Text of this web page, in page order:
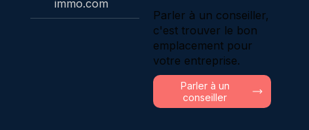
immo.com
Parler à un conseiller,
c'est trouver le bon
emplacement pour
votre entreprise.
Parler à un
conseiller